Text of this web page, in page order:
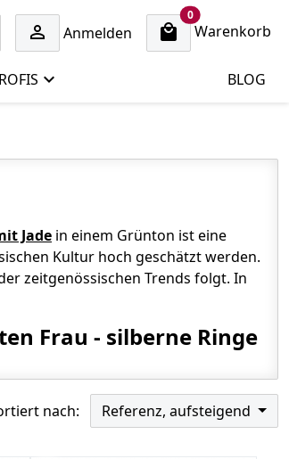
Anmelden 
0cart items
Warenkorb
BLOG
Jade in einem Grünton ist eine
Kultur hoch geschätzt werden.
zeitgenössischen Trends folgt. In
Frau - silberne Ringe
Silber von höchster Qualität
besteht aus sehr harten Steinen im
nach: Referenz, aufsteigend